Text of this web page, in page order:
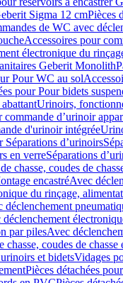
Sigma 12 cmPièces
de WC avec
Accessoires pour
électronique du
Geberit Monolith
Pour WC au sol
pour Pour bidets
Urinoirs,
commande d’urinoir
d'urinoir intégrée
Séparations d’urinoirs
en verreSéparations
chasse, coudes de
encastréAvec
du rinçage,
déclenchement
déclenchement
par pilesAvec
chasse, coudes de chasse
et bidetsVidages
Pièces détachées